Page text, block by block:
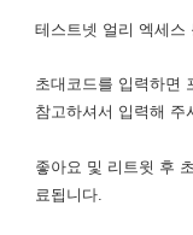
테스트넷 얼리 엑세스
초대코드를 입력하면
참고하셔서 입력해 주
좋아요 및 리트윗 후
료됩니다.